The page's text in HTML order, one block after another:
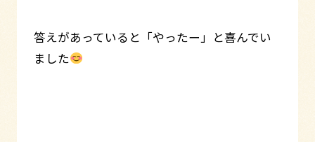
答えがあっていると「やったー」と喜んでい
ました